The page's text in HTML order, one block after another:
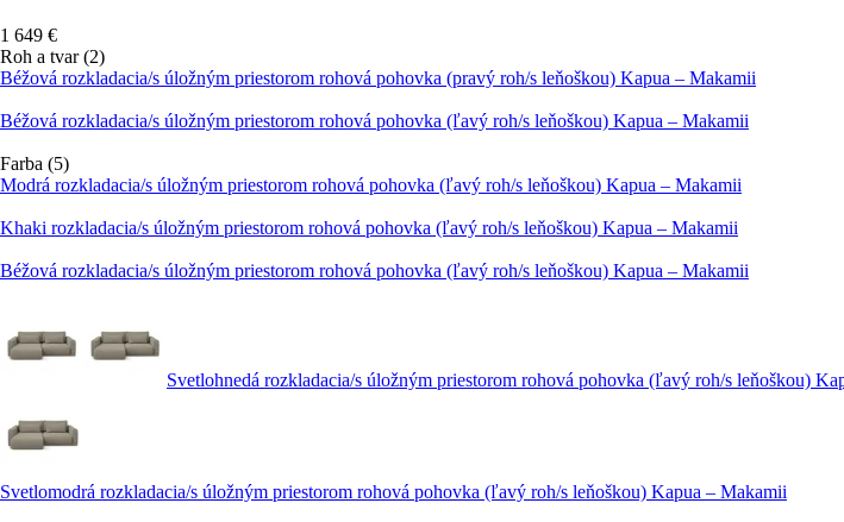
1 649 €
Roh a tvar (2)
Béžová rozkladacia/s úložným priestorom rohová pohovka (pravý roh/s leňoškou) Kapua – Makamii
Béžová rozkladacia/s úložným priestorom rohová pohovka (ľavý roh/s leňoškou) Kapua – Makamii
Farba (5)
Modrá rozkladacia/s úložným priestorom rohová pohovka (ľavý roh/s leňoškou) Kapua – Makamii
Khaki rozkladacia/s úložným priestorom rohová pohovka (ľavý roh/s leňoškou) Kapua – Makamii
Béžová rozkladacia/s úložným priestorom rohová pohovka (ľavý roh/s leňoškou) Kapua – Makamii
Svetlohnedá rozkladacia/s úložným priestorom rohová pohovka (ľavý roh/s leňoškou)
Svetlomodrá rozkladacia/s úložným priestorom rohová pohovka (ľavý roh/s leňoškou) Kapua – Makamii